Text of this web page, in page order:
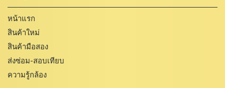
หน้าแรก
สินค้าใหม่
สินค้ามือสอง
ส่งซ่อม-สอบเทียบ
ความรู้กล้อง